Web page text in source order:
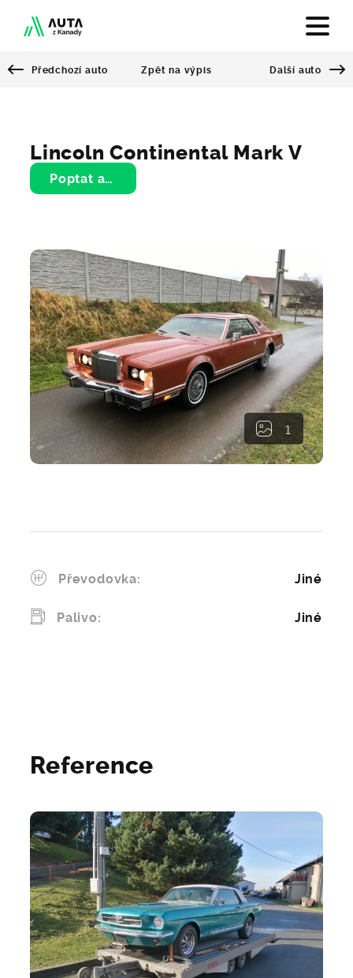
Auta z Kanady
Veteráni na Truc
Předchozí auto Zpět na výpis Další auto
Lincoln Continental Mark V
Poptat auto
1
Převodovka: Jiné
Palivo: Jiné
Reference